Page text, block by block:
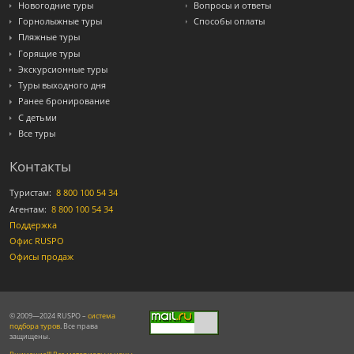
Новогодние туры
Горнолыжные туры
Пляжные туры
Горящие туры
Экскурсионные туры
Туры выходного дня
Ранее бронирование
С детьми
Все туры
Вопросы и ответы
Способы оплаты
Контакты
Туристам: 8 800 100 54 34
Агентам: 8 800 100 54 34
Поддержка
Офис RUSPO
Офисы продаж
© 2009—2024 RUSPO – система
подбора туров. Все права
защищены.